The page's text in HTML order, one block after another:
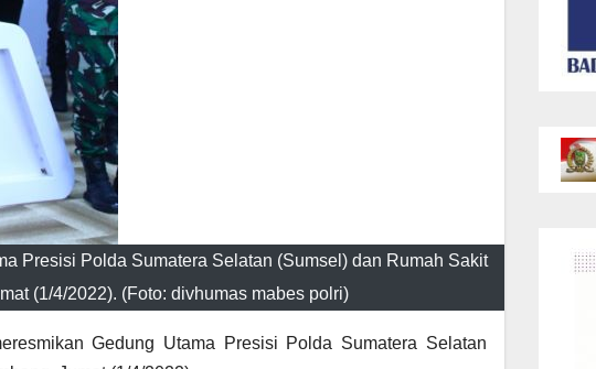
Presisi Polda Sumatera Selatan (Sumsel) dan Rumah Sakit
(1/4/2022). (Foto: divhumas mabes polri)
Gedung Utama Presisi Polda Sumatera Selatan